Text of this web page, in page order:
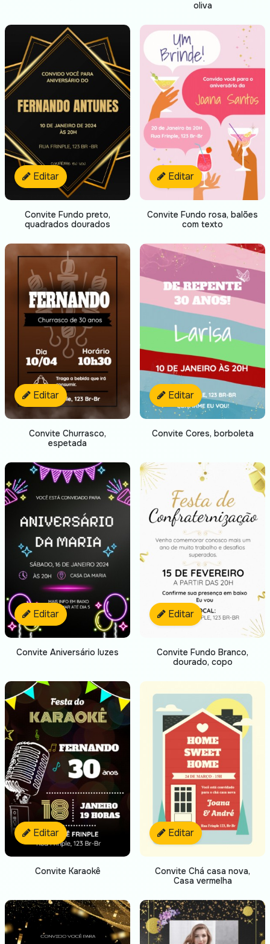
oliva
Editar
Convite Fundo preto,
quadrados dourados
Editar
Convite Fundo rosa, balões
com texto
Editar
Convite Churrasco,
espetada
Editar
Convite Cores, borboleta
Editar
Convite Aniversário luzes
Editar
Convite Fundo Branco,
dourado, copo
Editar
Convite Karaokê
Editar
Convite Chá casa nova,
Casa vermelha